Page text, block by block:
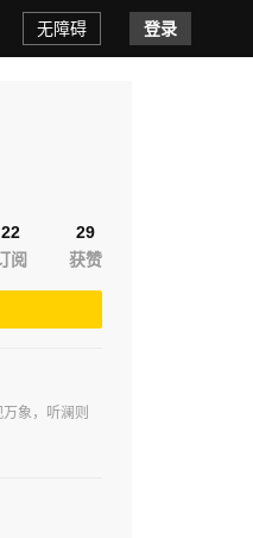
登录
无障碍
22
阅
29
获赞
象，听澜则